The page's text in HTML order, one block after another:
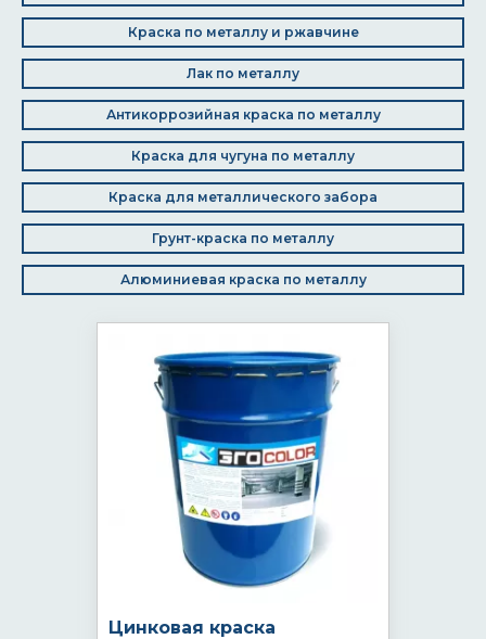
Краска по металлу и ржавчине
Лак по металлу
Антикоррозийная краска по металлу
Краска для чугуна по металлу
Краска для металлического забора
Грунт-краска по металлу
Алюминиевая краска по металлу
Цинковая краска